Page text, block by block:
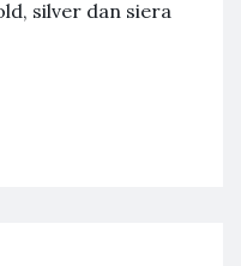
silver dan siera